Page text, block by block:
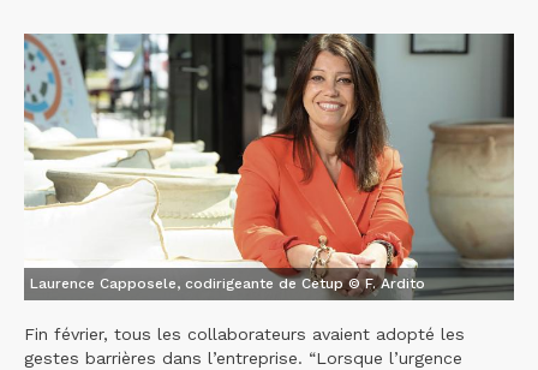
Laurence Capposele, codirigeante de Cetup © F. Ardito
Fin février, tous les collaborateurs avaient adopté les
gestes barrières dans l’entreprise. “Lorsque l’urgence